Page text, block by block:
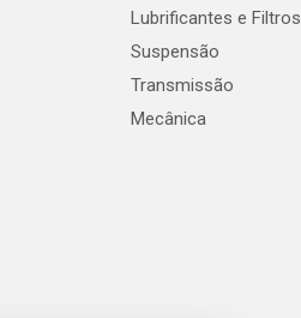
Lubrificantes e Filtros
Suspensão
Transmissão
Mecânica